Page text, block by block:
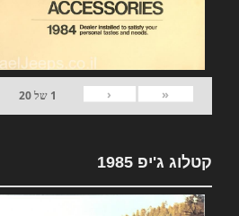
«
‹
1 של20
קטלוג ג'יפ 1985